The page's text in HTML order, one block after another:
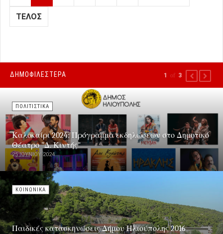
ΤΈΛΟΣ
ΔΗΜΟΦΙΛΕΣΤΕΡΑ
ΠΟΛΙΤΙΣΤΙΚΑ
Καλοκαίρι 2024: Πρόγραμμα εκδηλώσεων στο Δημοτικό
Θέατρο "Δ. Κιντής"
25 ΙΟΥΝΊΟΥ 2024
ΚΟΙΝΩΝΙΚΑ
Παιδικές κατασκηνώσεις Δήμου Ηλιούπολης 2016
1 of 3 PREVIOUS
NEXT